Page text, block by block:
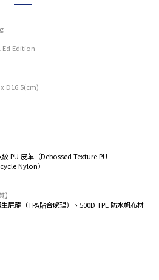
Edition
D16.5(cm)
PU 皮革（Debossed Texture PU
Nylon）
】
尼龍（TPA貼合處理）、500D TPE 防水帆布材